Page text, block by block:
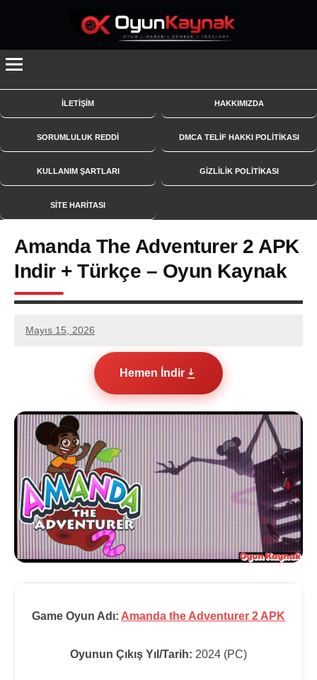
İLETİŞİM HAKKIMIZDA
SORUMLULUK REDDİ DMCA TELİF HAKKI POLİTİKASI
KULLANIM ŞARTLARI GİZLİLİK POLİTİKASI
SITE HARITASI
Amanda The Adventurer 2 APK
Indir + Türkçe – Oyun Kaynak
Mayıs 15, 2026
hello.zoneone@gmail.com
Yorum
Hemen İndir
Game Oyun Adı: Amanda the Adventurer 2 APK
Oyunun Çıkış Yıl/Tarih: 2024 (PC)